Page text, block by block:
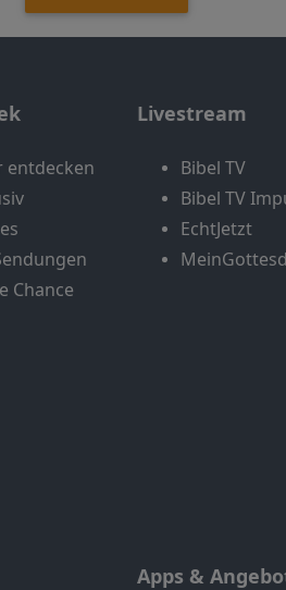
entdecken
Chance
Livestream
Bibel TV
Bibel TV
EchtJetzt
Apps &